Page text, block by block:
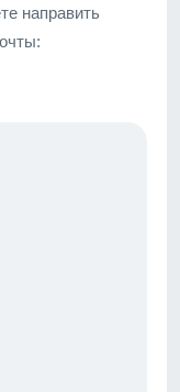
направить